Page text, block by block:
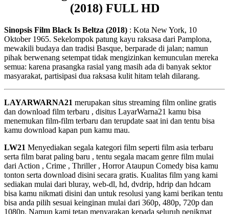
(2018) FULL HD
Sinopsis Film Black Is Beltza (2018) : Kota New York, 10
Oktober 1965. Sekelompok patung kayu raksasa dari Pamplona, ​​
mewakili budaya dan tradisi Basque, berparade di jalan; namun
pihak berwenang setempat tidak mengizinkan kemunculan mereka
semua: karena prasangka rasial yang masih ada di banyak sektor
masyarakat, partisipasi dua raksasa kulit hitam telah dilarang.
LAYARWARNA21 merupakan situs streaming film online gratis
dan download film terbaru , disitus LayarWarna21 kamu bisa
menemukan film-film terbaru dan terupdate saat ini dan tentu bisa
kamu download kapan pun kamu mau.
LW21 Menyediakan segala kategori film seperti film asia terbaru
serta film barat paling baru , tentu segala macam genre film mulai
dari Action , Crime , Thriller , Horror Ataupun Comedy bisa kamu
tonton serta download disini secara gratis. Kualitas film yang kami
sediakan mulai dari bluray, web-dl, hd, dvdrip, hdrip dan hdcam
bisa kamu nikmati disini dan untuk resolusi yang kami berikan tentu
bisa anda pilih sesuai keinginan mulai dari 360p, 480p, 720p dan
1080p. Namun kami tetap menyarakan kepada seluruh penikmat